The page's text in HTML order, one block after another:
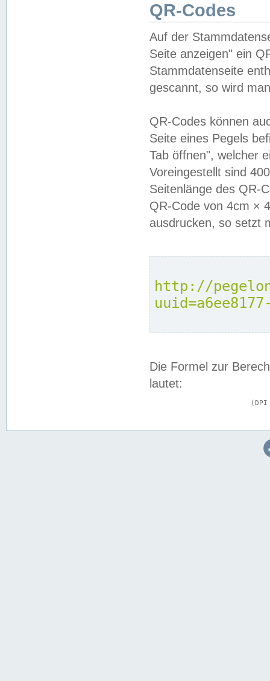
QR-Codes
Auf der
Seite anzeigen" ein
Stammdatenseite
gescannt, so wird
QR-Codes können
Seite eines Pegels
Tab öffnen", welcher
Voreingestellt sind
Seitenlänge des QR-
QR-Code von 4cm ×
ausdrucken, so setzt
http://
Die Formel zur
lautet: